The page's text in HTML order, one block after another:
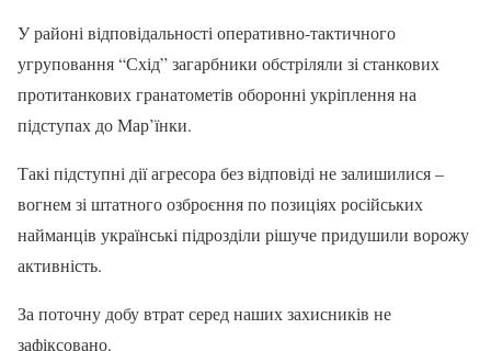
У районі відповідальності оперативно-тактичного
угруповання “Схід” загарбники обстріляли зі станкових
протитанкових гранатометів оборонні укріплення на
підступах до Мар’їнки.
Такі підступні дії агресора без відповіді не залишилися –
вогнем зі штатного озброєння по позиціях російських
найманців українські підрозділи рішуче придушили ворожу
активність.
За поточну добу втрат серед наших захисників не
зафіксовано.